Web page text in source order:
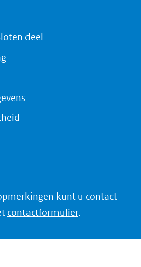
deel
kunt u contact
contactformulier.